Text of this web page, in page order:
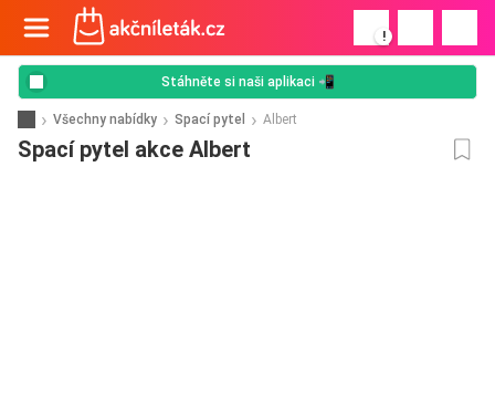
!
Stáhněte si naši aplikaci 📲
Všechny nabídky Spací pytel Albert
Spací pytel akce Albert